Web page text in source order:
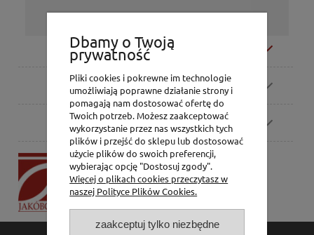
Moje konto
Zamówienia
Pomoc
P.H. Jakóbczak
Dorota Jakóbczak
Bialska 2/4,
Dbamy o Twoją
prywatność
Pliki cookies i pokrewne im technologie
umożliwiają poprawne działanie strony i
pomagają nam dostosować ofertę do
Twoich potrzeb. Możesz zaakceptować
wykorzystanie przez nas wszystkich tych
plików i przejść do sklepu lub dostosować
użycie plików do swoich preferencji,
wybierając opcję "Dostosuj zgody".
Więcej o plikach cookies przeczytasz w
naszej Polityce Plików Cookies.
zaakceptuj tylko niezbędne